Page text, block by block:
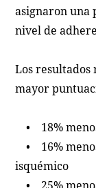
asignaron una
nivel de
Los resultados
mayor
• 18%
• 16%
isquémico